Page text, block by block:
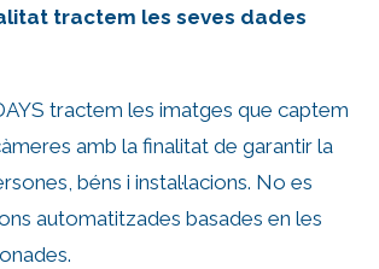
tractem les seves dades
tractem les imatges que captem
amb la finalitat de garantir la
béns i instal·lacions. No es
automatitzades basades en les